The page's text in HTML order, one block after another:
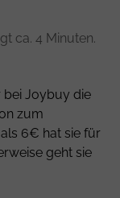
ca. 4 Minuten.
bei Joybuy die
zum
6€ hat sie für
geht sie